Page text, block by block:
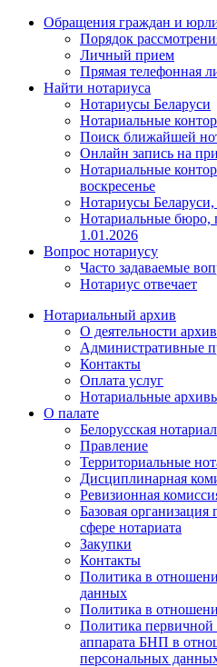
Обращения граждан и
Порядок
Личный прием
Прямая телефонная
Найти нотариуса
Нотариусы Беларуси
Нотариальные
Поиск ближайшей
Онлайн запись на
Нотариальные
воскресенье
Нотариусы Беларуси,
Нотариальные бюро,
1.01.2026
Вопрос нотариусу
Часто задаваемые
Нотариус отвечает
Нотариальный архив
О деятельности
Административные
Контакты
Оплата услуг
Нотариальные
О палате
Белорусская
Правление
Территориальные
Дисциплинарная
Ревизионная
Базовая
сфере нотариата
Закупки
Контакты
Политика в
данных
Политика в
Политика
аппарата БНП в
персональных